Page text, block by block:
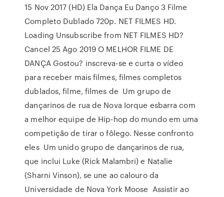
15 Nov 2017 (HD) Ela Dança Eu Danço 3 Filme
Completo Dublado 720p. NET FILMES HD.
Loading Unsubscribe from NET FILMES HD?
Cancel 25 Ago 2019 O MELHOR FILME DE
DANÇA Gostou? inscreva-se e curta o vídeo
para receber mais filmes, filmes completos
dublados, filme, filmes de Um grupo de
dançarinos de rua de Nova Iorque esbarra com
a melhor equipe de Hip-hop do mundo em uma
competição de tirar o fôlego. Nesse confronto
eles Um unido grupo de dançarinos de rua,
que inclui Luke (Rick Malambri) e Natalie
(Sharni Vinson), se une ao calouro da
Universidade de Nova York Moose Assistir ao